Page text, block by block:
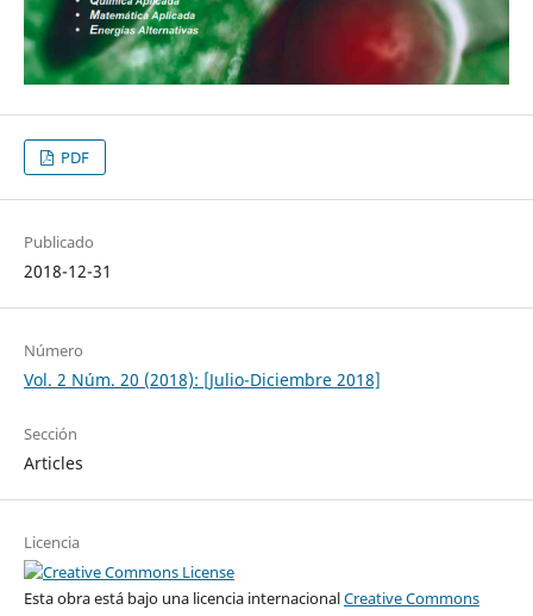
PDF
Publicado
2018-12-31
Número
Vol. 2 Núm. 20 (2018): [Julio-Diciembre 2018]
Sección
Articles
Licencia
Esta obra está bajo una licencia internacionalCreative Commons